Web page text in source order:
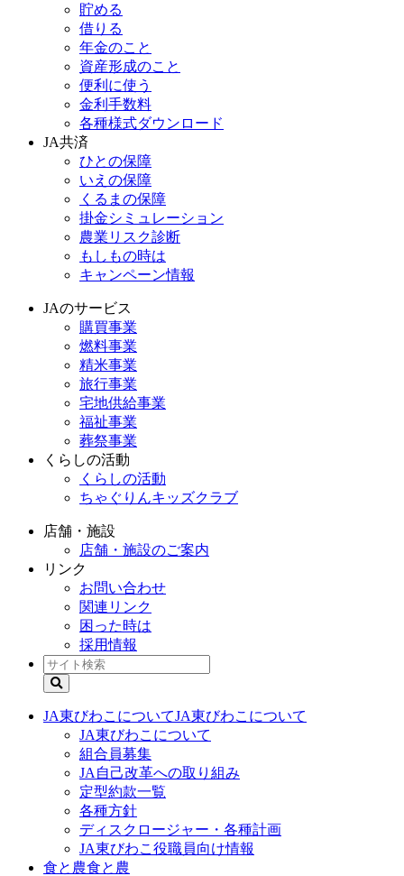
貯める
借りる
年金のこと
資産形成のこと
便利に使う
金利手数料
各種様式ダウンロード
JA共済
ひとの保障
いえの保障
くるまの保障
掛金シミュレーション
農業リスク診断
もしもの時は
キャンペーン情報
JAのサービス
購買事業
燃料事業
精米事業
旅行事業
宅地供給事業
福祉事業
葬祭事業
くらしの活動
くらしの活動
ちゃぐりんキッズクラブ
店舗・施設
店舗・施設のご案内
リンク
お問い合わせ
関連リンク
困った時は
採用情報
JA東びわこについてJA東びわこについて
JA東びわこについて
組合員募集
JA自己改革への取り組み
定型約款一覧
各種方針
ディスクロージャー・各種計画
JA東びわこ役職員向け情報
食と農食と農